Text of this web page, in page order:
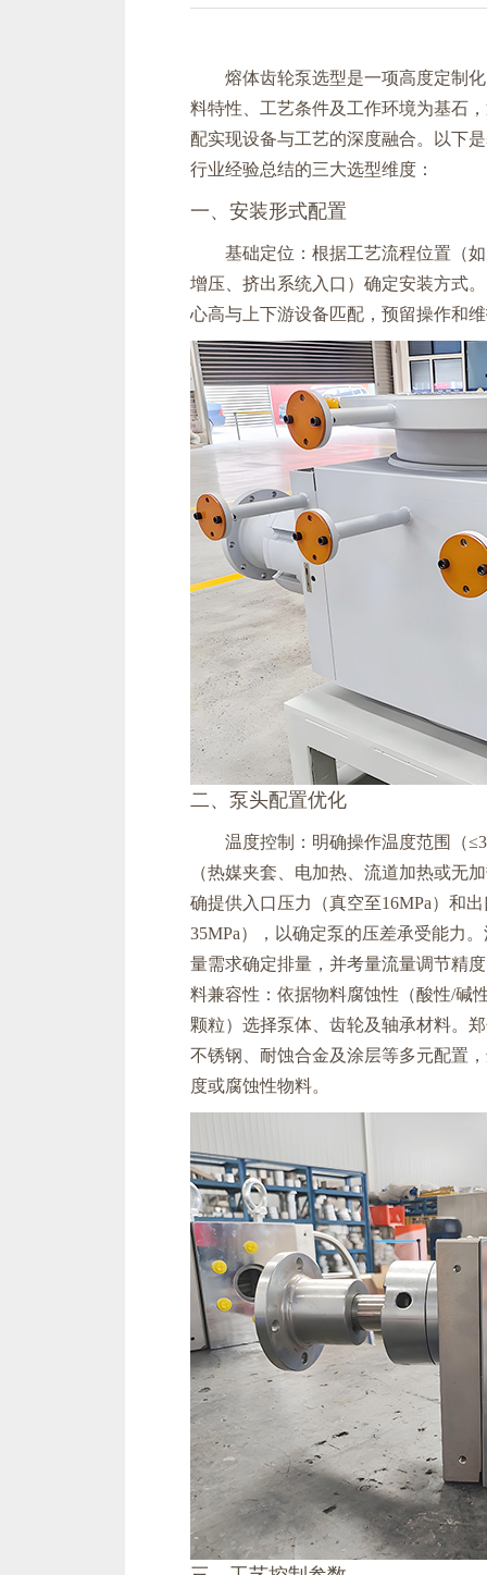
熔体齿轮泵选型是一项高度定制
料特性、工艺条件及工作环境为基石
配实现设备与工艺的深度融合。以下
行业经验总结的三大选型维度：
一、安装形式配置
基础定位：根据工艺流程位置（
增压、挤出系统入口）确定安装方式
心高与上下游设备匹配，预留操作和
二、泵头配置优化
温度控制：明确操作温度范围（
（热媒夹套、电加热、流道加热或无
确提供入口压力（真空至16MPa）和
35MPa），以确定泵的压差承受能力
量需求确定排量，并考量流量调节精
料兼容性：依据物料腐蚀性（酸性/碱
颗粒）选择泵体、齿轮及轴承材料。
不锈钢、耐蚀合金及涂层等多元配置
度或腐蚀性物料。